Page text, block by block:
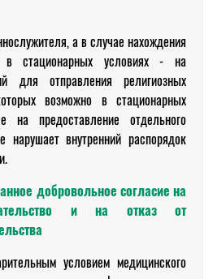
а в случае нахождения
стационарных условиях - на
для отправления религиозных
возможно в стационарных
предоставление отдельного
внутренний распорядок
добровольное согласие на
и на отказ от
условием медицинского